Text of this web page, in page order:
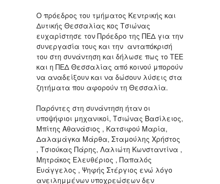
Ο πρόεδρος του τμήματος Κεντρικής και
Δυτικής Θεσσαλίας κος Τσιώνας
ευχαρίστησε τον Πρόεδρο της ΠΕΔ για την
συνεργασία τους και την ανταπόκρισή
του στη συνάντηση και δήλωσε πως το ΤΕΕ
και η ΠΕΔ Θεσσαλίας από κοινού μπορούν
να αναδείξουν και να δώσουν λύσεις στα
ζητήματα που αφορούν τη Θεσσαλία.
Παρόντες στη συνάντηση ήταν οι
υποψήφιοι μηχανικοί, Τσιώνας Βασίλειος,
Μπίτης Αθανάσιος , Κατσιφού Μαρία,
Δαλαμάγκα Μάρθα, Σταμούλης Χρήστος
, Τσιούκας Πάρης, Λαλιώτη Κωνσταντίνα ,
Μητράκος Ελευθέριος , Παπαλός
Ευάγγελος , Ψηφής Στέργιος ενώ λόγο
ανειλημμένων υποχρεώσεων δεν